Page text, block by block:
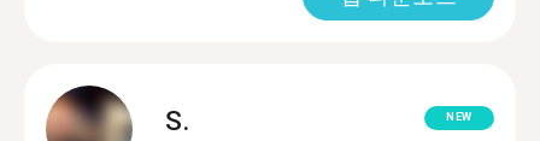
S. NEW